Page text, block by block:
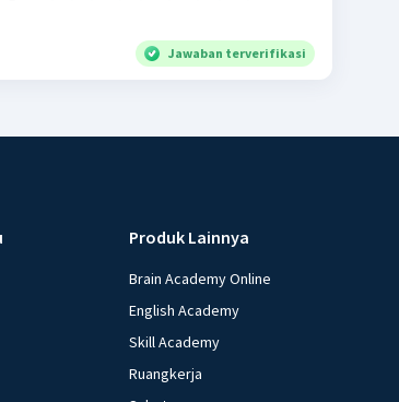
Jawaban terverifikasi
Produk Lainnya
Brain Academy Online
English Academy
Skill Academy
Ruangkerja